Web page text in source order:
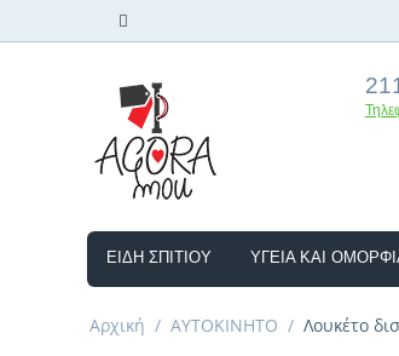
ΕΊΔΗ ΣΠΙΤΙΟΎ ΥΓΕΊΑ ΚΑΙ
Αρχική / ΑΥΤΟΚΙΝΗΤΟ / Λουκέτο